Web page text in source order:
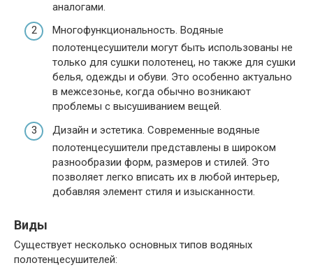
аналогами.
Многофункциональность. Водяные
полотенцесушители могут быть использованы не
только для сушки полотенец, но также для сушки
белья, одежды и обуви. Это особенно актуально
в межсезонье, когда обычно возникают
проблемы с высушиванием вещей.
Дизайн и эстетика. Современные водяные
полотенцесушители представлены в широком
разнообразии форм, размеров и стилей. Это
позволяет легко вписать их в любой интерьер,
добавляя элемент стиля и изысканности.
Виды
Существует несколько основных типов водяных
полотенцесушителей: